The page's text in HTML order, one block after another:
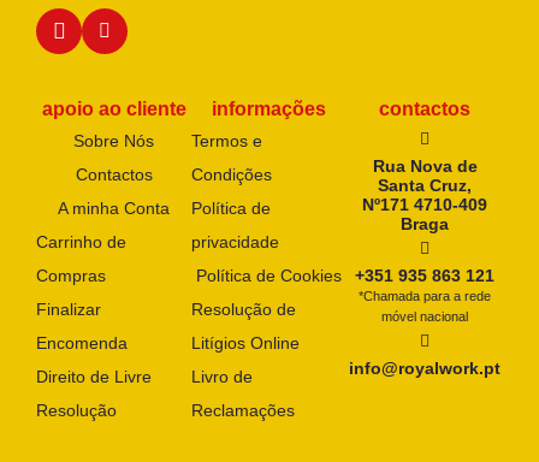
apoio ao cliente
Sobre Nós
Contactos
A minha Conta
Carrinho de
Compras
Finalizar
Encomenda
Direito de Livre
Resolução
informações
Termos e
Condições
Política de
privacidade
Política de Cookies
Resolução de
Litígios Online
Livro de
Reclamações
contactos
Rua Nova de
Santa Cruz,
Nº171 4710-409
Braga
+351 935 863 121
*Chamada para a rede
móvel nacional
info@royalwork.pt